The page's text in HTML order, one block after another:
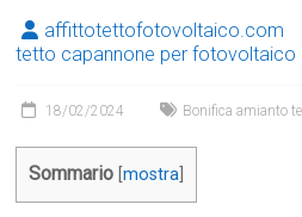
affittotettofotovoltaico.com
tetto capannone per fotovoltaico
18/02/2024 Bonifica amianto
Sommario [mostra